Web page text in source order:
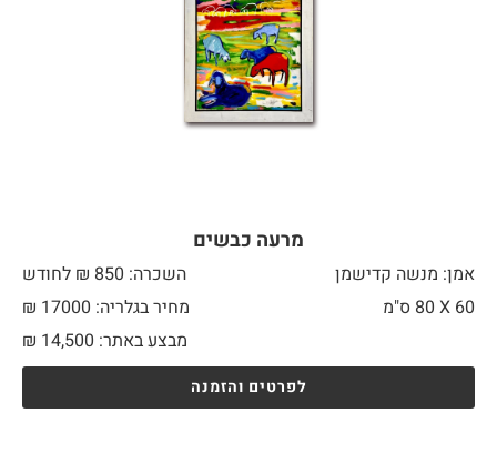
מרעה כבשים
אמן: מנשה קדישמן
השכרה: 850 ₪ לחודש
60 X
מחיר בגלריה: 17000 ₪
מבצע באתר:
₪ 14,500
לפרטים והזמנה